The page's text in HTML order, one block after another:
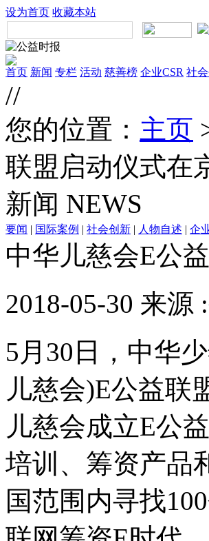
设为首页 收藏本站
首页 新闻 专栏 活动 慈善榜 企业CSR 社
//
您的位置： 主页
联盟启动仪式在
新闻 NEWS
要闻 | 国际案例 | 社会创新 | 人物自述 | 企
中华儿慈会E公
2018-05-30 来
5月30日，中华
儿慈会)E公益联
儿慈会成立E公
培训、筹资产品
国范围内寻找